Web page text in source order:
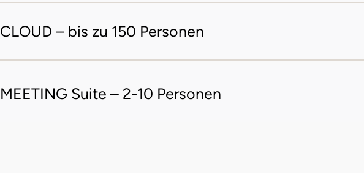
Kino
CLOUD – bis zu 150 Personen
MEETING Suite – 2-10 Personen